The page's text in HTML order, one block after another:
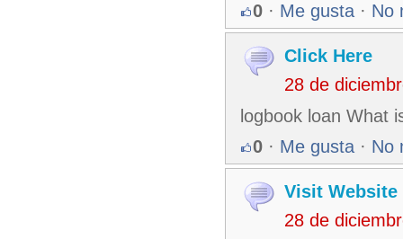
0 · Me gusta · No
Click Here
28 de
logbook loan What
0 · Me gusta · No
Visit Website
28 de